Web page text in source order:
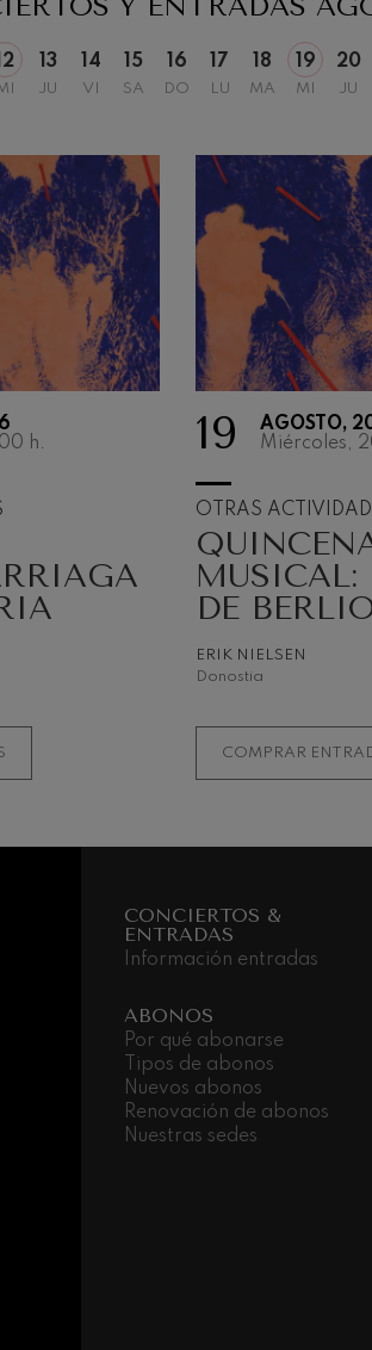
12 13
JU
14
VI
15
SA
16
DO
17
LU
18
MA
19
MI
20
JU
La
musical
MÁS
h. 19
AGOSTO,
Miércoles,
OTRAS
MUSICAL:
DE
ERIK NIELSEN
Donostia
COMPRAR
CONCIERTOS &
ENTRADAS
Información entradas
ABONOS
Por qué abonarse
Tipos de abonos
Nuevos abonos
Renovación de abonos
Nuestras sedes